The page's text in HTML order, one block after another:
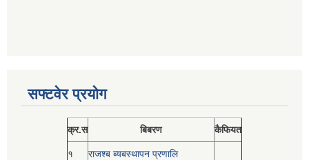
सफ्टवेर प्रयोग
क्र.स बिबरण कैफियत
१ राजश्ब ब्यबस्थापन प्रणालि